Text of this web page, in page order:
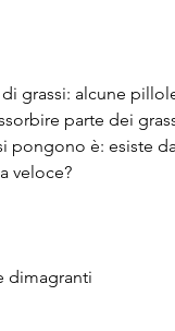
grassi: alcune
parte dei
pongono è: esiste
veloce?
dimagranti